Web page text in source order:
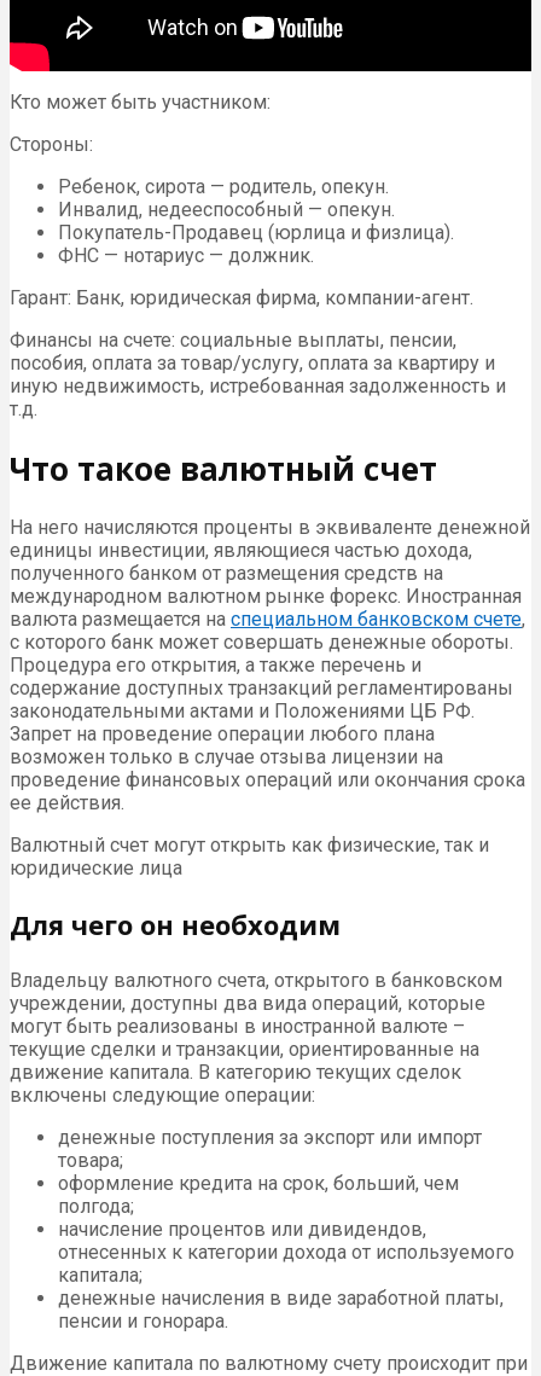
Кто может быть участником:
Стороны:
Ребенок, сирота — родитель, опекун.
Инвалид, недееспособный — опекун.
Покупатель-Продавец (юрлица и физлица).
ФНС — нотариус — должник.
Гарант: Банк, юридическая фирма, компании-агент.
Финансы на счете: социальные выплаты, пенсии,
пособия, оплата за товар/услугу, оплата за квартиру и
иную недвижимость, истребованная задолженность и
т.д.
Что такое валютный счет
На него начисляются проценты в эквиваленте денежной
единицы инвестиции, являющиеся частью дохода,
полученного банком от размещения средств на
международном валютном рынке форекс. Иностранная
валюта размещается на специальном банковском счете,
с которого банк может совершать денежные обороты.
Процедура его открытия, а также перечень и
содержание доступных транзакций регламентированы
законодательными актами и Положениями ЦБ РФ.
Запрет на проведение операции любого плана
возможен только в случае отзыва лицензии на
проведение финансовых операций или окончания срока
ее действия.
Валютный счет могут открыть как физические, так и
юридические лица
Для чего он необходим
Владельцу валютного счета, открытого в банковском
учреждении, доступны два вида операций, которые
могут быть реализованы в иностранной валюте –
текущие сделки и транзакции, ориентированные на
движение капитала. В категорию текущих сделок
включены следующие операции:
денежные поступления за экспорт или импорт
товара;
оформление кредита на срок, больший, чем
полгода;
начисление процентов или дивидендов,
отнесенных к категории дохода от используемого
капитала;
денежные начисления в виде заработной платы,
пенсии и гонорара.
Движение капитала по валютному счету происходит при